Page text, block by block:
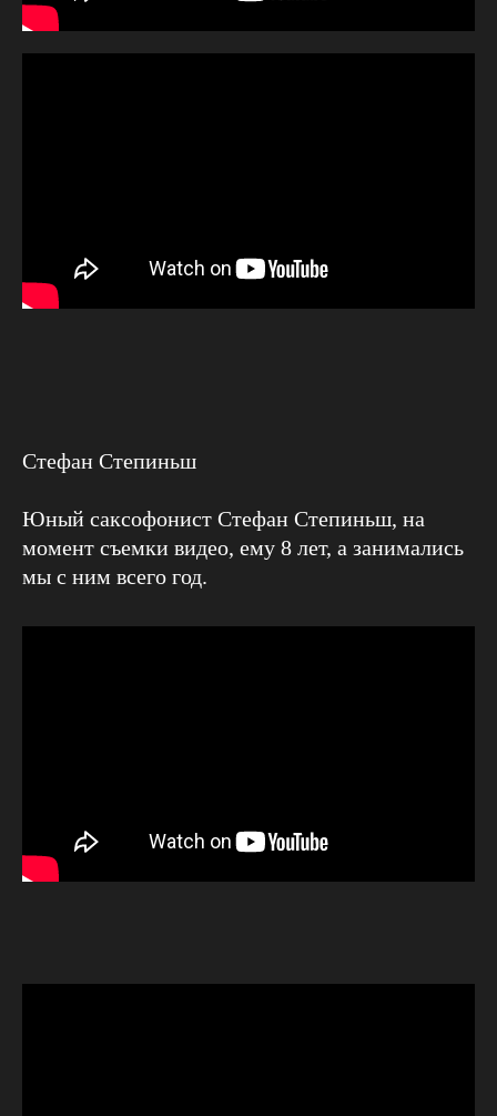
Стефан Степиньш
Юный саксофонист Стефан Степиньш, на
момент съемки видео, ему 8 лет, а занимались
мы с ним всего год.